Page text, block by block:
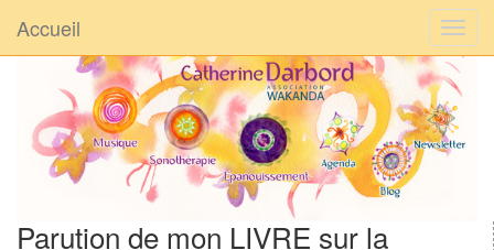
Accueil
Parution de mon LIVRE sur la